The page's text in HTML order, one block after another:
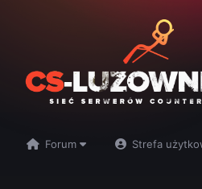
Forum Strefa